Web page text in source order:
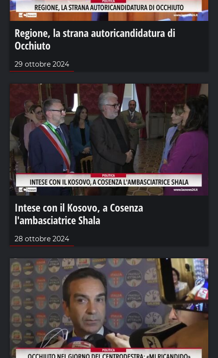
Regione, la strana autoricandidatura di
Occhiuto
29 ottobre 2024
Intese con il Kosovo, a Cosenza
l'ambasciatrice Shala
28 ottobre 2024